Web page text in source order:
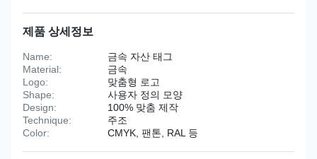
제품 상세정보
Name:
금속 자산 태그
Material:
금속
Logo:
맞춤형 로고
Shape:
사용자 정의 모양
Design:
100% 맞춤 제작
Technique:
주조
Color:
CMYK, 팬톤, RAL 등